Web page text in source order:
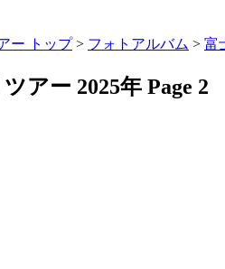
ー トップ> フォトアルバム > 富
アー 2025年 Page 2